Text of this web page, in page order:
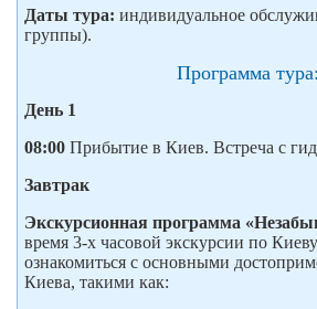
Даты тура: индивидуальное
группы).
Программа тура:
День 1
08:00 Прибытие в Киев. Встреча с
Завтрак
Экскурсионная программа
время 3-х часовой экскурсии по
ознакомиться с основными
Киева, такими как: